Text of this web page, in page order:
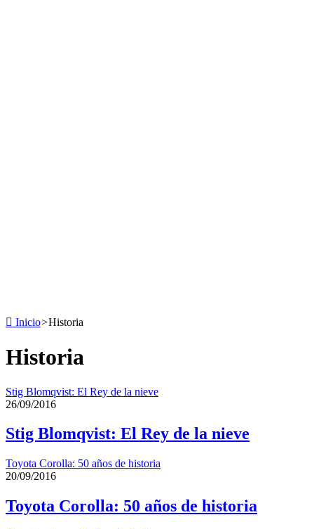
Inicio>Historia
Historia
Stig Blomqvist: El Rey de la nieve
26/09/2016
Stig Blomqvist: El Rey de la nieve
Toyota Corolla: 50 años de historia
20/09/2016
Toyota Corolla: 50 años de historia